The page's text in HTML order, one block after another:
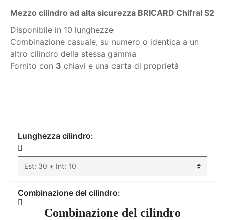
Mezzo cilindro ad alta sicurezza BRICARD Chifral S2
Disponibile in 10 lunghezze
Combinazione casuale, su numero o identica a un
altro cilindro della stessa gamma
Fornito con 3 chiavi e una carta di proprietà
Lunghezza cilindro:
Combinazione del cilindro:
Combinazione del cilindro